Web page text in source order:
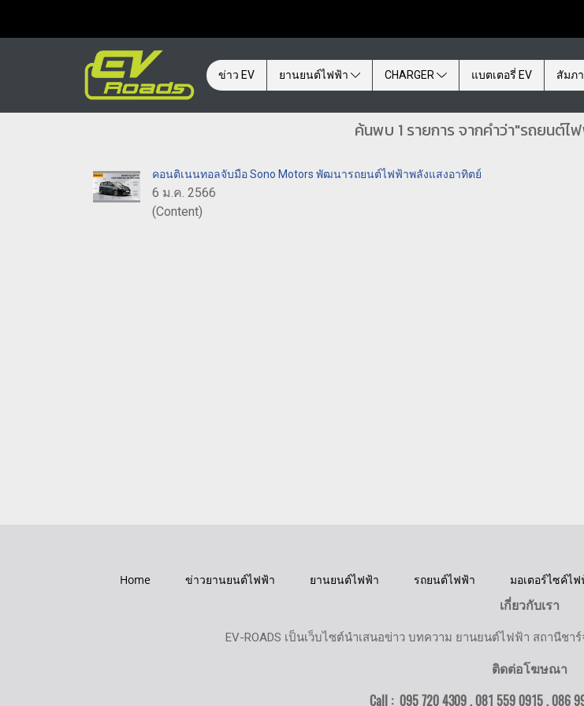
ข่าว EV ยานยนต์ไฟฟ้า CHARGER แบตเตอรี่ EV สัมภ
ค้นพบ 1 รายการ จากคำว่า"รถยนต์ไ
คอนติเนนทอลจับมือ Sono Motors พัฒนารถยนต์ไฟฟ้าพลังแสงอาทิตย์
6 ม.ค. 2566
(Content)
Home ข่าวยานยนต์ไฟฟ้า ยานยนต์ไฟฟ้า รถยนต์ไฟฟ้า มอเตอร์ไซค์ไฟ
เกี่ยวกับเรา
EV-ROADS เป็นเว็บไซต์นำเสนอข่าว บทความ ยานยนต์ไฟฟ้า สถานีช
ติดต่อโฆษณา
Call : 095 720 4309 , 081 559 0915 , 086